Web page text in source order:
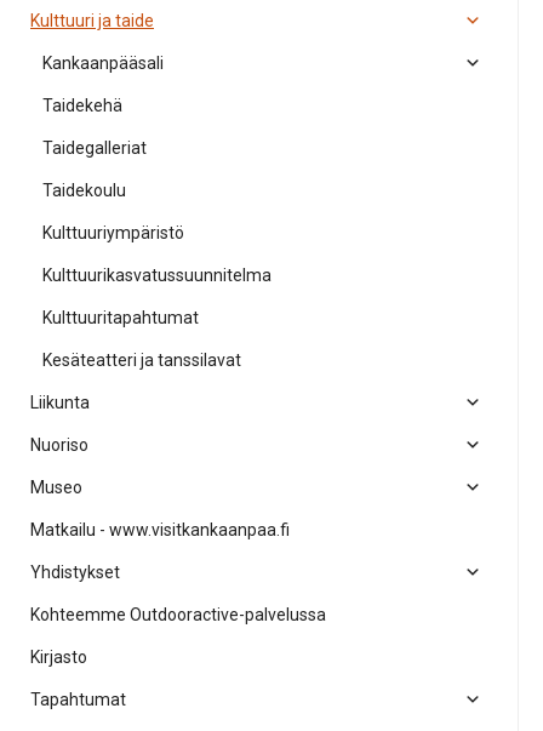
Kulttuuri ja taide
Kankaanpääsali
Taidekehä
Taidegalleriat
Taidekoulu
Kulttuuriympäristö
Kulttuurikasvatussuunnitelma
Kulttuuritapahtumat
Kesäteatteri ja tanssilavat
Liikunta
Nuoriso
Museo
Matkailu - www.visitkankaanpaa.fi
Yhdistykset
Kohteemme Outdooractive-palvelussa
Kirjasto
Tapahtumat